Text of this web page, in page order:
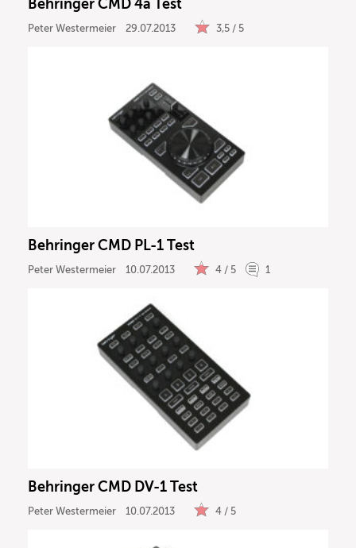
Behringer CMD 4a Test
Peter Westermeier 29.07.2013 3,5 / 5
Behringer CMD PL-1 Test
Peter Westermeier 10.07.2013 4 / 5 1
Behringer CMD DV-1 Test
Peter Westermeier 10.07.2013 4 / 5